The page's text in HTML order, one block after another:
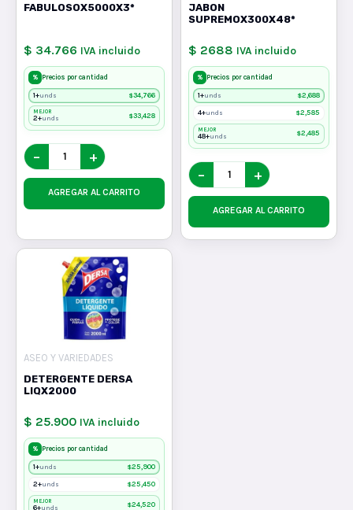
FABULOSOX5000X3*
$ 34.766 IVA incluido
% Precios por cantidad
1+unds $34,766
MEJOR
2+unds $33,428
− +
AGREGAR AL CARRITO
JABON
SUPREMOX300X48*
$ 2688 IVA incluido
% Precios por cantidad
1+unds $2,688
4+unds $2,585
MEJOR
48+unds $2,485
− +
AGREGAR AL CARRITO
ASEO Y VARIEDADES
DETERGENTE DERSA
LIQX2000
$ 25.900 IVA incluido
% Precios por cantidad
1+unds $25,900
2+unds $25,450
MEJOR
6+unds $24,520